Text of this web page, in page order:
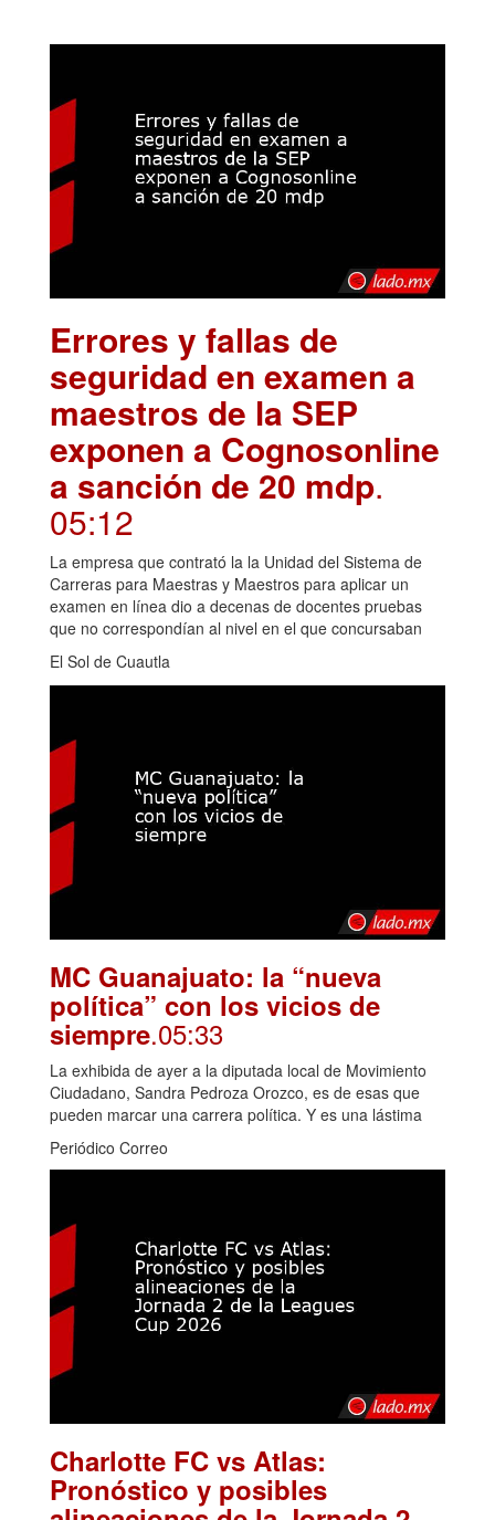
Errores y fallas de
seguridad en examen a
maestros de la SEP
exponen a Cognosonline
a sanción de 20 mdp.
05:12
La empresa que contrató la la Unidad del Sistema de
Carreras para Maestras y Maestros para aplicar un
examen en línea dio a decenas de docentes pruebas
que no correspondían al nivel en el que concursaban
El Sol de Cuautla
MC Guanajuato: la “nueva
política” con los vicios de
siempre.05:33
La exhibida de ayer a la diputada local de Movimiento
Ciudadano, Sandra Pedroza Orozco, es de esas que
pueden marcar una carrera política. Y es una lástima
Periódico Correo
Charlotte FC vs Atlas:
Pronóstico y posibles